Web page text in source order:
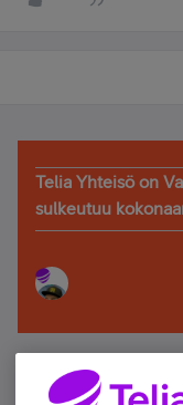
Telia Yhteisö on
sulkeutuu